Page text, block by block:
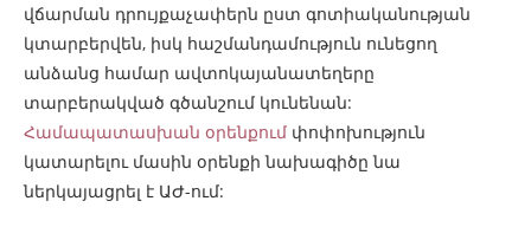
վճարման դրույքաչափերն ըստ գոտիականության
կտարբերվեն, իսկ հաշմանդամություն ունեցող
անձանց համար ավտոկայանատեղերը
տարբերակված գծանշում կունենան:
Համապատասխան օրենքում փոփոխություն
կատարելու մասին օրենքի նախագիծը նա
ներկայացրել է ԱԺ-ում: